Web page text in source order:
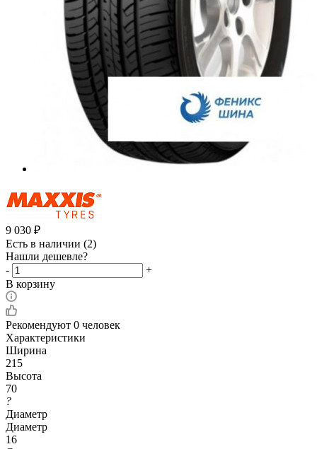
9 030 ₽
Есть в наличии (2)
Нашли дешевле?
-
+
В корзину
Рекомендуют 0 человек
Характеристики
Ширина
215
Высота
70
?
Диаметр
Диаметр
16